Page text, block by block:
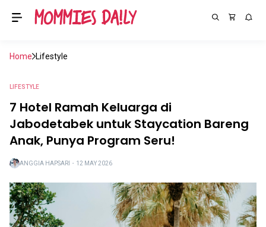
Home Lifestyle
LIFESTYLE
7 Hotel Ramah Keluarga di
Jabodetabek untuk Staycation Bareng
Anak, Punya Program Seru!
ANGGIA HAPSARI ・ 12 MAY 2026